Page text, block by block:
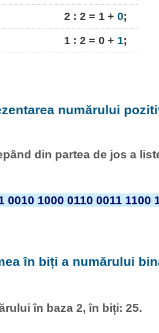
2 : 2 = 1 + 0;
1 : 2 = 0 + 1;
numărului
din partea de jos a
0010 1000 0110 0011 1100
în biți a numărului
în baza 2, în biți: 25.